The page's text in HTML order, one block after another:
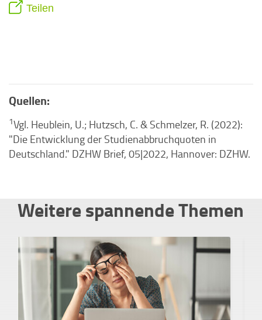
Teilen
Quellen:
1Vgl. Heublein, U.; Hutzsch, C. & Schmelzer, R. (2022):
"Die Entwicklung der Studienabbruchquoten in
Deutschland." DZHW Brief, 05|2022, Hannover: DZHW.
Weitere spannende Themen